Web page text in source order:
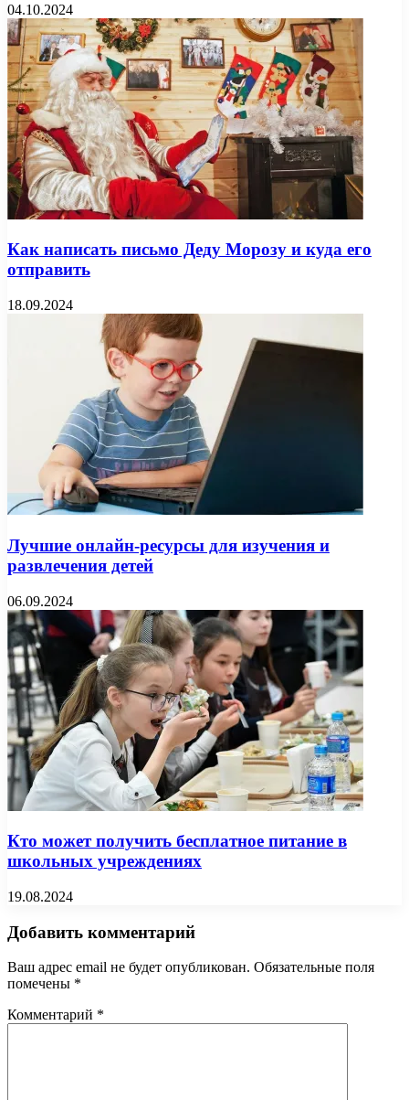
04.10.2024
Как написать письмо Деду Морозу и куда его
отправить
18.09.2024
Лучшие онлайн-ресурсы для изучения и
развлечения детей
06.09.2024
Кто может получить бесплатное питание в
школьных учреждениях
19.08.2024
Добавить комментарий
Ваш адрес email не будет опубликован. Обязательные поля
помечены *
Комментарий *